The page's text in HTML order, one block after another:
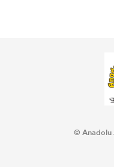
© Anadolu